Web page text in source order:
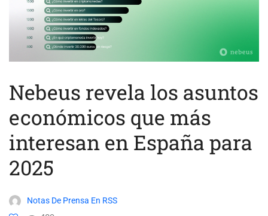
Nebeus revela los asuntos
económicos que más
interesan en España para
2025
Notas De Prensa En RSS